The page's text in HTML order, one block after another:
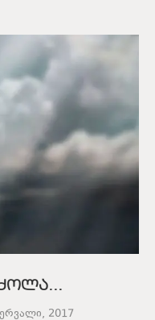
2017